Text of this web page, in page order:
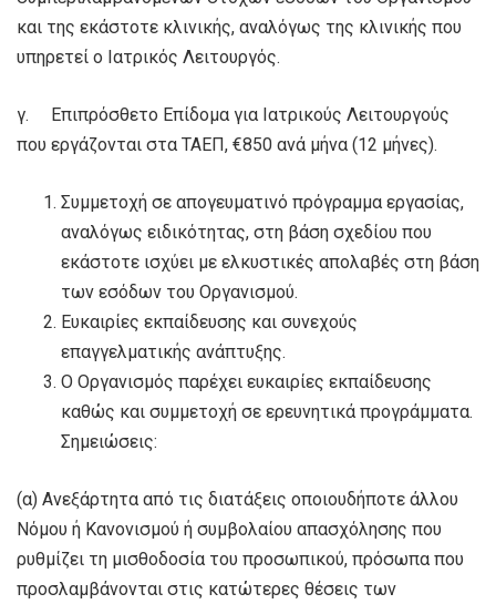
και της εκάστοτε κλινικής, αναλόγως της κλινικής που
υπηρετεί ο Ιατρικός Λειτουργός.
γ. Επιπρόσθετο Επίδομα για Ιατρικούς Λειτουργούς
που εργάζονται στα ΤΑΕΠ, €850 ανά μήνα (12 μήνες).
Συμμετοχή σε απογευματινό πρόγραμμα εργασίας,
αναλόγως ειδικότητας, στη βάση σχεδίου που
εκάστοτε ισχύει με ελκυστικές απολαβές στη βάση
των εσόδων του Οργανισμού.
Ευκαιρίες εκπαίδευσης και συνεχούς
επαγγελματικής ανάπτυξης.
Ο Οργανισμός παρέχει ευκαιρίες εκπαίδευσης
καθώς και συμμετοχή σε ερευνητικά προγράμματα.
Σημειώσεις:
(α) Ανεξάρτητα από τις διατάξεις οποιουδήποτε άλλου
Νόμου ή Κανονισμού ή συμβολαίου απασχόλησης που
ρυθμίζει τη μισθοδοσία του προσωπικού, πρόσωπα που
προσλαμβάνονται στις κατώτερες θέσεις των